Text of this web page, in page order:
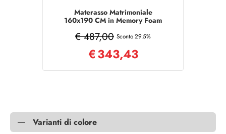
Materasso Matrimoniale
160x190 CM in Memory Foam
€ 487,00 Sconto 29.5%
€343,43
Varianti di colore